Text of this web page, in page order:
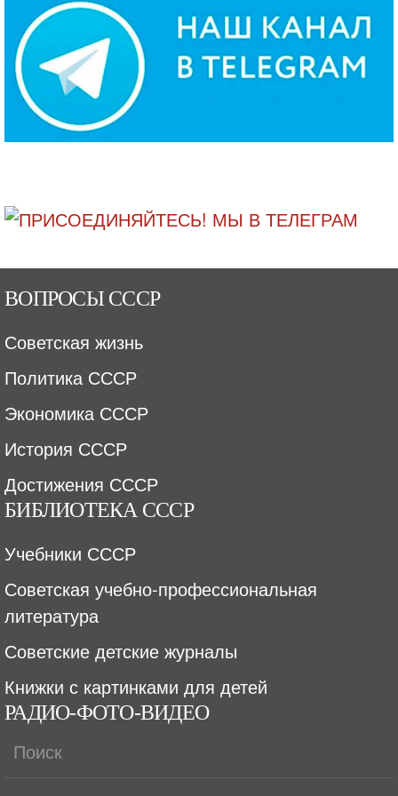
ВОПРОСЫ СССР
Советская жизнь
Политика СССР
Экономика СССР
История СССР
Достижения СССР
БИБЛИОТЕКА СССР
Учебники СССР
Советская учебно-профессиональная
литература
Советские детские журналы
Книжки с картинками для детей
РАДИО-ФОТО-ВИДЕО